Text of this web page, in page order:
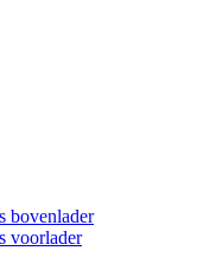
bovenlader
voorlader